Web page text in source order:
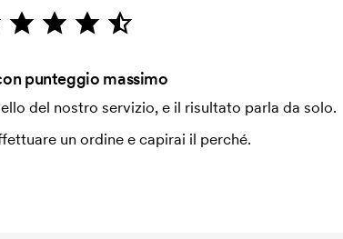
punteggio massimo
del nostro servizio, e il risultato parla da solo.
un ordine e capirai il perché.